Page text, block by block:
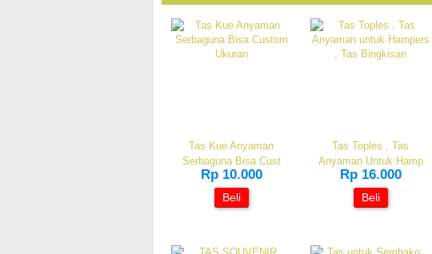
Tas Kue Anyaman
Serbaguna Bisa Cust
Rp 10.000
Beli
Tas Toples , Tas
Anyaman Untuk Hamp
Rp 16.000
Beli